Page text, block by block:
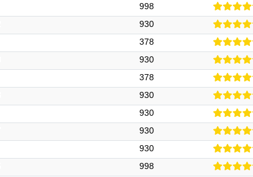
998
930
378
930
378
930
930
930
930
998